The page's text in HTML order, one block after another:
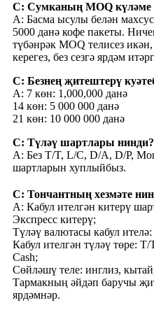
С: Сумканың MOQ күләме
A: Басма ысулы белән
5000 данә кофе пакеты.
түбәнрәк MOQ телисез
керегез, без сезгә ярдәм
С: Безнең җитештерү
A: 7 көн: 1,000,000 данә
14 көн: 5 000 000 данә
21 көн: 10 000 000 данә
С: Түләү шартлары нинди?
A: Без T/T, L/C, D/A, D/P,
шартларын хуплыйбыз.
С: Тончантның хезмәте
A: Кабул ителгән китерү
Экспресс китерү;
Түләү валютасы кабул
Кабул ителгән түләү төре:
Cash;
Сөйләшү теле: инглиз,
Тармакның әйдәп баручы
ярдәмнәр.